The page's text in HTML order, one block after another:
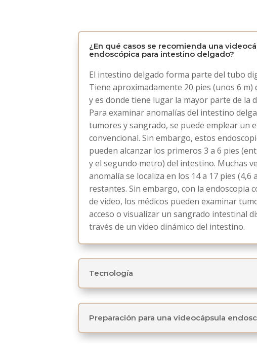
¿En qué casos se recomienda una
endoscópica para intestino delgado?
El intestino delgado forma parte del tubo
Tiene aproximadamente 20 pies (unos 6 m)
y es donde tiene lugar la mayor parte de la
Para examinar anomalías del intestino
tumores y sangrado, se puede emplear un
convencional. Sin embargo, estos
pueden alcanzar los primeros 3 a 6 pies
y el segundo metro) del intestino. Muchas
anomalía se localiza en los 14 a 17 pies (4,6
restantes. Sin embargo, con la endoscopia
de video, los médicos pueden examinar
acceso o visualizar un sangrado intestinal
través de un video dinámico del intestino.
Tecnología
Preparación para una videocápsula